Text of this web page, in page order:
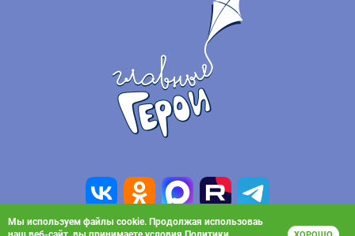
Мы используем файлы cookie. Продолжая использоваь